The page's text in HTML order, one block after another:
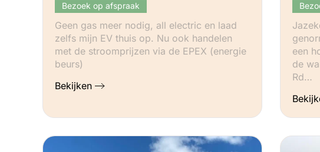
Bezoek op afspraak
Geen gas meer nodig, all electric en laad
zelfs mijn EV thuis op. Nu ook handelen
met de stroomprijzen via de EPEX (energie
beurs)
Bekijken
een
de
Rd…